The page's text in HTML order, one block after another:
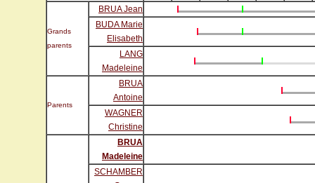
Grands
parents
BRUA Jean
BUDA Marie
Elisabeth
LANG
Madeleine
Parents
BRUA
Antoine
WAGNER
Christine
BRUA
Madeleine
SCHAMBER